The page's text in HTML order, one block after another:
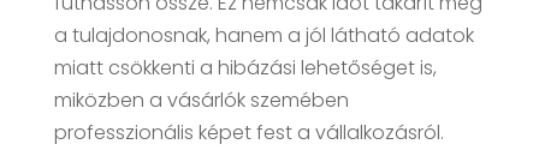
a tulajdonosnak, hanem a jól látható adatok
miatt csökkenti a hibázási lehetőséget is,
miközben a vásárlók szemében
professzionális képet fest a vállalkozásról.